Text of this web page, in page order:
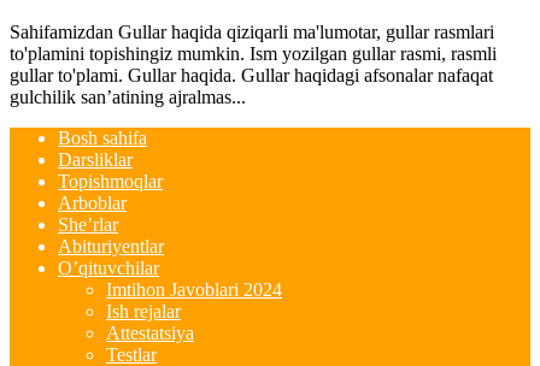
Sahifamizdan Gullar haqida qiziqarli ma'lumotar, gullar rasmlari
to'plamini topishingiz mumkin. Ism yozilgan gullar rasmi, rasmli
gullar to'plami. Gullar haqida. Gullar haqidagi afsonalar nafaqat
gulchilik san’atining ajralmas...
Bosh sahifa
Darsliklar
Topishmoqlar
Arboblar
She’rlar
Abituriyentlar
O’qituvchilar
Imtihon Javoblari 2024
Ish rejalar
Attestatsiya
Testlar